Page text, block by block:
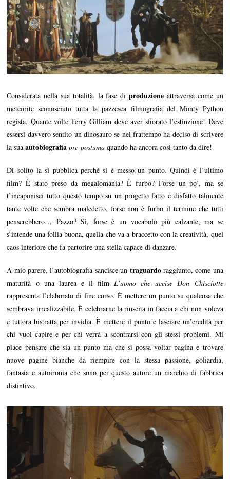
Considerata nella sua totalità, la fase diproduzione attraversa come un
meteorite sconosciuto tutta la pazzesca filmografia del Monty Python
regista. Quante volte Terry Gilliam deve aver sfiorato l’estinzione! Deve
essersi davvero sentito un dinosauro se nel frattempo ha deciso di scrivere
la suaautobiografia pre-postuma quando ha ancora così tanto da dire!
Di solito la si pubblica perché si è messo un punto. Quindi è l’ultimo
film? È stato preso da megalomania? È furbo? Forse un po’, ma se
t’incaponisci tutto questo tempo su un progetto fatto e disfatto talmente
tante volte che sembra maledetto, forse non è furbo il termine che tutti
penserebbero… Pazzo? Sì, forse è un vocabolo più calzante, ma se
s’intende una follia buona, quella che va a braccetto con la creatività, quel
caos interiore che fa partorire una stella capace di danzare.
A mio parere, l’autobiografia sancisce un traguardoraggiunto, come una
maturità o una laurea e il film L’uomo che uccise Don Chisciotte
rappresenta l’elaborato di fine corso. È mettere un punto su qualcosa che
sembrava irrealizzabile. È celebrarne la riuscita in faccia a chi non voleva
e tuttora bistratta per invidia. È mettere il punto e lasciare un’eredità per
chi vuol capire e per chi verrà a scontrarsi con gli stessi problemi. Mi
piace pensare che sia un punto ma che si possa voltar pagina e trovare
nuove pagine bianche da riempire con la stessa passione, goliardia,
fantasia e autoironia che sono per questo autore un marchio di fabbrica
distintivo.